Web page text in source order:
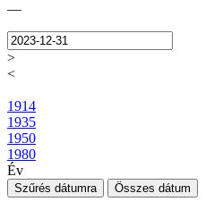
—
>
<
1914
1935
1950
1980
Év
Szűrés dátumra Összes dátum